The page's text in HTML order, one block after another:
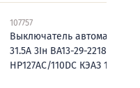
107757
Выключатель
31.5А 3Iн ВА13-29-2218 У3
НР127AC/110DC КЭАЗ 107757